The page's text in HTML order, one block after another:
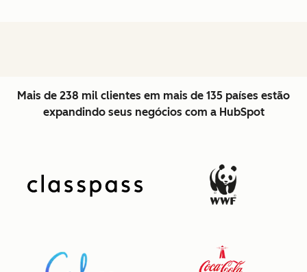
Mais de 238 mil clientes em mais de 135 países estão
expandindo seus negócios com a HubSpot